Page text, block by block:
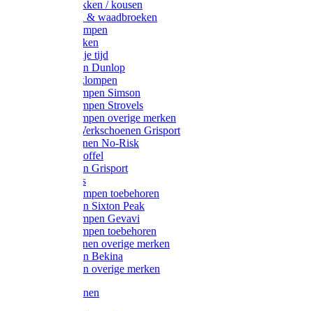
Thermo sokken / kousen
Lieslaarzen & waadbroeken
Houten klompen
Wandelsokken
Laarzen vrije tijd
Werklaarzen Dunlop
Kunststof klompen
Schoenklompen Simson
Schoenklompen Strovels
Schoenklompen overige merken
Wandel-/ Werkschoenen Grisport
Werkschoenen No-Risk
Klomppantoffel
Werklaarzen Grisport
Accessoires
Houten klompen toebehoren
Werklaarzen Sixton Peak
Schoenklompen Gevavi
Schoenklompen toebehoren
Werkschoenen overige merken
Werklaarzen Bekina
Werklaarzen overige merken
Handschoenen